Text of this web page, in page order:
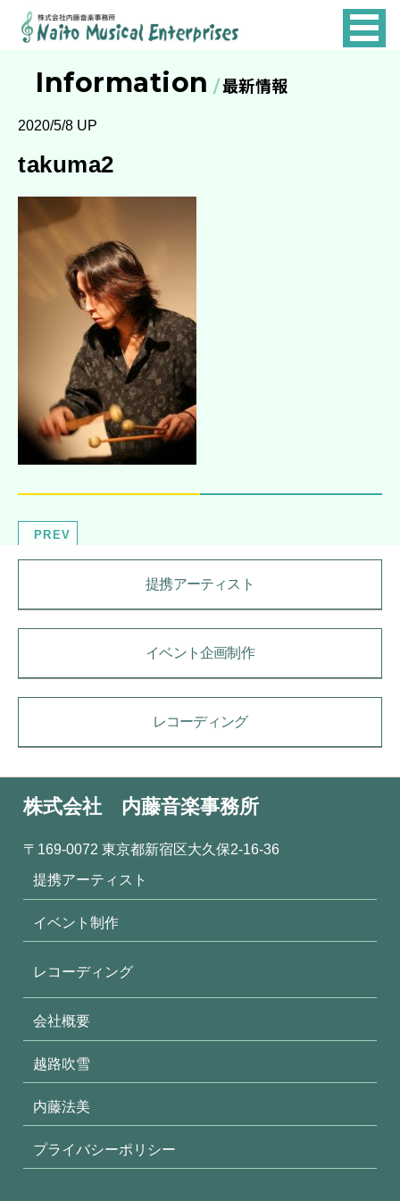
MUSICAL
ENTERPRISES
Information 最新情報
2020/5/8 UP
takuma2
PREV
提携アーティスト
イベント企画制作
レコーディング
株式会社 内藤音楽事務所
〒169-0072 東京都新宿区大久保2-16-36
提携アーティスト
イベント制作
レコーディング
会社概要
越路吹雪
内藤法美
プライバシーポリシー